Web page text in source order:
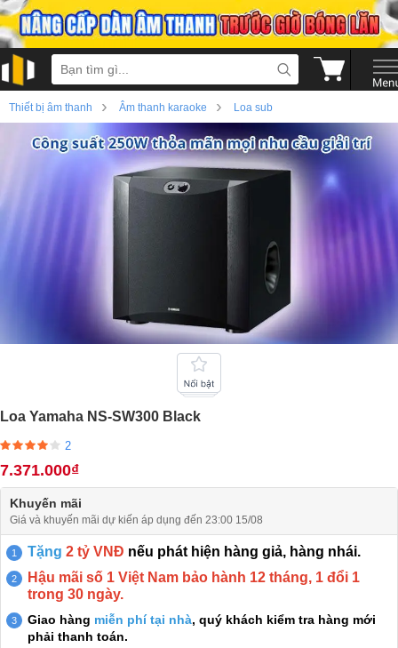
Thiết bị âm thanh › Âm thanh karaoke › Loa sub
Loa Yamaha NS-SW300 Black
2
7.371.000₫
Khuyến mãi
Giá và khuyến mãi dự kiến áp dụng đến 23:00 15/08
Tặng 2 tỷ VNĐ nếu phát hiện hàng giả, hàng nhái.
Hậu mãi số 1 Việt Nam bảo hành 12 tháng, 1 đổi 1
trong 30 ngày.
Giao hàng miễn phí tại nhà, quý khách kiểm tra hàng mới
phải thanh toán.